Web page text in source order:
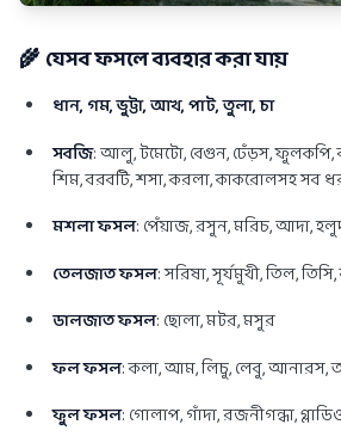
🌾 যেসব ফসলে ব্যবহার করা যায়
ধান, গম, ভুট্টা, আখ, পাট, তুলা, চা
সবজি: আলু, টমেটো, বেগুন, ঢেঁড়স, ফুলকপি,
শিম, বরবটি, শসা, করলা, কাকরোলসহ সব
মশলা ফসল: পেঁয়াজ, রসুন, মরিচ, আদা,
তেলজাত ফসল: সরিষা, সূর্যমুখী, তিল, তিসি,
ডালজাত ফসল: ছোলা, মটর, মসুর
ফল ফসল: কলা, আম, লিচু, লেবু, আনারস,
ফুল ফসল: গোলাপ, গাঁদা, রজনীগন্ধা,